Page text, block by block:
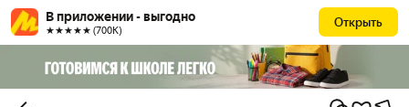
В приложении - выгодно
★★★★★ (700К)
Открыть